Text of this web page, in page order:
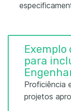
para
Proficiência
projetos